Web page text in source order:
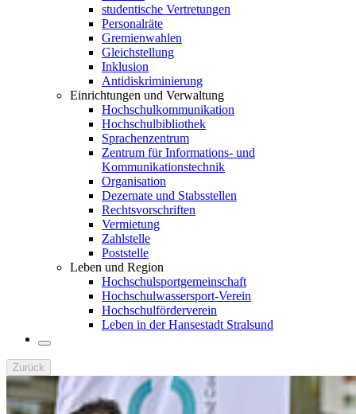
studentische Vertretungen
Personalräte
Gremienwahlen
Gleichstellung
Inklusion
Antidiskriminierung
Einrichtungen und Verwaltung
Hochschulkommunikation
Hochschulbibliothek
Sprachenzentrum
Zentrum für Informations- und
Kommunikationstechnik
Organisation
Dezernate und Stabsstellen
Rechtsvorschriften
Vermietung
Zahlstelle
Poststelle
Leben und Region
Hochschulsportgemeinschaft
Hochschulwassersport-Verein
Hochschulförderverein
Leben in der Hansestadt Stralsund
Zurück